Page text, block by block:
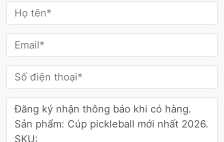
Chất liệu
cấp với mật độ tinh thể dày đặc. Chất liệu kim loại này
năng kháng mòn, chống oxy hóa tuyệt vời dưới tác
động của môi trường.
Màu sắc
Điểm nhấn thu hút mọi ánh nhìn chính là lớp phủ màu
vàng kim rực rỡ được xử lý bằng công nghệ điện phân